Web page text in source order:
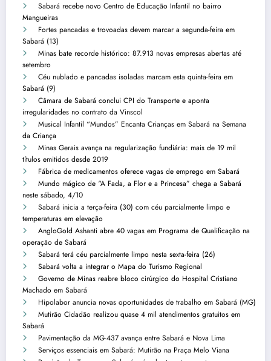
Sabará recebe novo Centro de Educação Infantil no bairro
Mangueiras
Fortes pancadas e trovoadas devem marcar a segunda-feira em
Sabará (13)
Minas bate recorde histórico: 87.913 novas empresas abertas até
setembro
Céu nublado e pancadas isoladas marcam esta quinta-feira em
Sabará (9)
Câmara de Sabará conclui CPI do Transporte e aponta
irregularidades no contrato da Vinscol
Musical Infantil “Mundos” Encanta Crianças em Sabará na Semana
da Criança
Minas Gerais avança na regularização fundiária: mais de 19 mil
títulos emitidos desde 2019
Fábrica de medicamentos oferece vagas de emprego em Sabará
Mundo mágico de “A Fada, a Flor e a Princesa” chega a Sabará
neste sábado, 4/10
Sabará inicia a terça-feira (30) com céu parcialmente limpo e
temperaturas em elevação
AngloGold Ashanti abre 40 vagas em Programa de Qualificação na
operação de Sabará
Sabará terá céu parcialmente limpo nesta sexta-feira (26)
Sabará volta a integrar o Mapa do Turismo Regional
Governo de Minas reabre bloco cirúrgico do Hospital Cristiano
Machado em Sabará
Hipolabor anuncia novas oportunidades de trabalho em Sabará (MG)
Mutirão Cidadão realizou quase 4 mil atendimentos gratuitos em
Sabará
Pavimentação da MG-437 avança entre Sabará e Nova Lima
Serviços essenciais em Sabará: Mutirão na Praça Melo Viana